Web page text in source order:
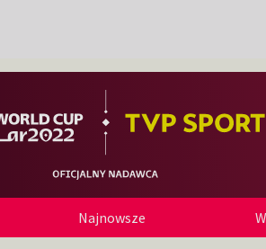
Najnowsze